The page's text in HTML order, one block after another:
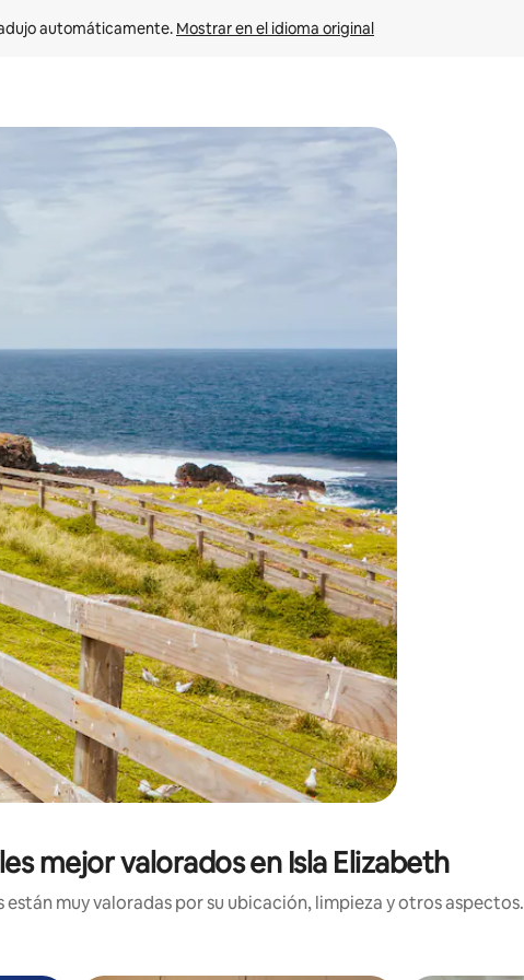
automáticamente. Mostrar en el idioma original
arriba y hacia abajo o explora con el tacto o desliza el dedo.
mejor valorados en Isla Elizabeth
muy valoradas por su ubicación, limpieza y otros aspectos.